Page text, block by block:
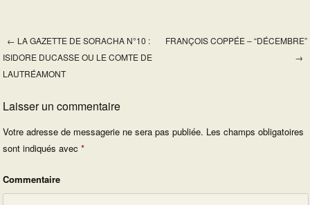
Post navigation
← LA GAZETTE DE SORACHA N°10 :
ISIDORE DUCASSE OU LE COMTE DE
LAUTRÉAMONT
FRANÇOIS COPPÉE – “DÉCEMBRE”
→
Laisser un commentaire
Votre adresse de messagerie ne sera pas publiée. Les champs obligatoires
sont indiqués avec *
Commentaire